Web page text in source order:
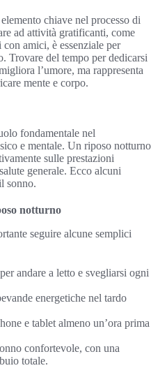
chiave nel processo di
ad attività gratificanti, come
amici, è essenziale per
Trovare del tempo per dedicarsi
l’umore, ma rappresenta
mente e corpo.
fondamentale nel
e mentale. Un riposo notturno
sulle prestazioni
generale. Ecco alcuni
sonno.
notturno
seguire alcune semplici
andare a letto e svegliarsi ogni
energetiche nel tardo
e tablet almeno un’ora prima
confortevole, con una
totale.